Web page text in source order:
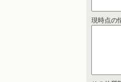
現時点の